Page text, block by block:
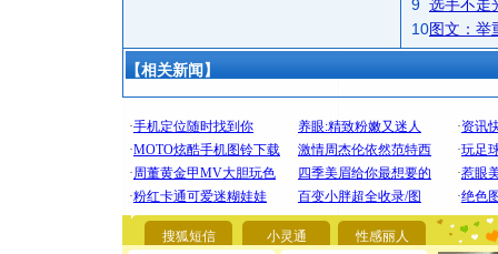
9 选手不走
10图文：举
【相关新闻】
搜狐短信 小灵通 性感丽人
[圣诞节]
你太多
要平安！
[圣诞节]